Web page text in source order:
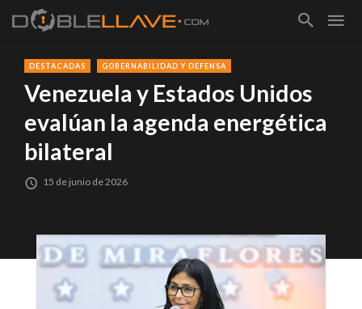
DESTACADAS GOBERNABILIDAD Y DEFENSA
Venezuela y Estados Unidos
evalúan la agenda energética
bilateral
15 de junio de 2026